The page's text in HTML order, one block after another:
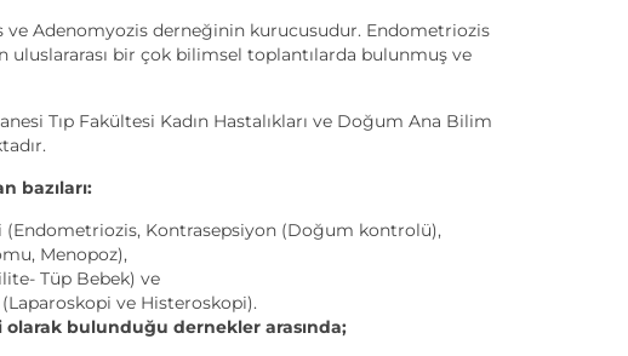
ve Adenomyozis derneğinin kurucusudur. Endometriozis
uluslararası bir çok bilimsel toplantılarda bulunmuş ve
Tıp Fakültesi Kadın Hastalıkları ve Doğum Ana Bilim
bazıları:
(Endometriozis, Kontrasepsiyon (Doğum kontrolü),
Menopoz),
Tüp Bebek) ve
ve Histeroskopi).
bulunduğu dernekler arasında;